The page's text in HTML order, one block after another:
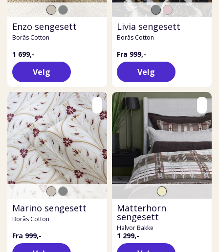
Enzo sengesett
Borås Cotton
1 699,-
Velg
Livia sengesett
Borås Cotton
Fra 999,-
Velg
Marino sengesett
Borås Cotton
Fra 999,-
Matterhorn
sengesett
Halvor Bakke
1 299,-